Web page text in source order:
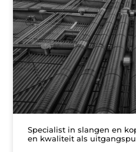
Specialist in slangen en
en kwaliteit als